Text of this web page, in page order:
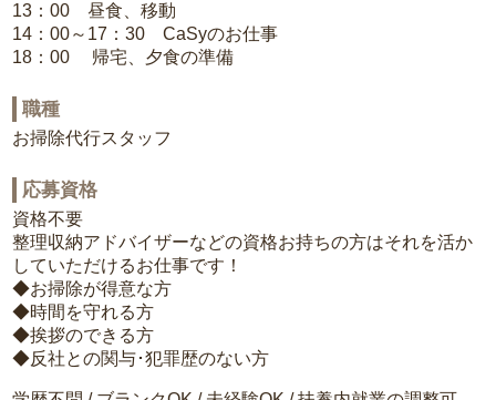
13：00 昼食、移動
14：00～17：30 CaSyのお仕事
18：00 帰宅、夕食の準備
職種
お掃除代行スタッフ
応募資格
資格不要
整理収納アドバイザーなどの資格お持ちの方はそれを活か
していただけるお仕事です！
◆お掃除が得意な方
◆時間を守れる方
◆挨拶のできる方
◆反社との関与･犯罪歴のない方